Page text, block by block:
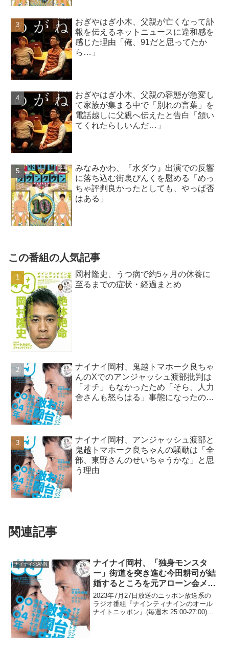
おぎやはぎ小木、父親が亡くなって訃
報を伝えるネットニュースに違和感を
感じた理由「俺、91だと思ってたか
ら…」
おぎやはぎ小木、父親の容態が急変し
て家族が集まる中で「別れの言葉」を
電話越しに父親へ伝えたと告白「頷い
てくれたらしいんだ…」
みなみかわ、『水ダウ』出演での反響
に落ち込む街裏ぴんくを慰める「めっ
ちゃ評判良かったとしても、やっぱ否
はある」
この番組の人気記事
岡村隆史、うつ病で約5ヶ月の休養に
至るまでの症状・経過まとめ
ナイナイ岡村、鬼越トマホーク良ちゃ
んのXでのアンジャッシュ渡部批判は
「オチ」もなかったため「そら、人力
舎さんも怒らはる」事態になったので
ナイナイ岡村、アンジャッシュ渡部と
鬼越トマホーク良ちゃんの騒動は「全
部、東野さんのせいちゃうかな」と思
う理由
関連記事
ナイナイのANN
ナイナイ岡村、「独身モンスタ
ー」街道を突き進む今田耕司が結
婚するところを元アローン会メン
バーとして「見届けたい」
2023年7月27日放送のニッポン放送系の
ラジオ番組『ナインティナインのオール
ナイトニッポン』(毎週木 25:00-27:00)に